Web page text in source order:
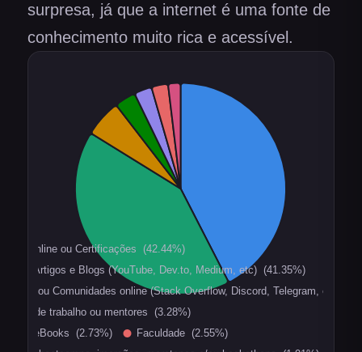
surpresa, já que a internet é uma fonte de
conhecimento muito rica e acessível.